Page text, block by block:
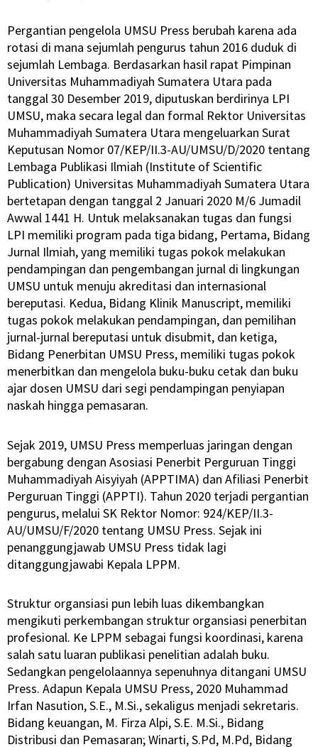
Pergantian pengelola UMSU Press berubah karena ada
rotasi di mana sejumlah pengurus tahun 2016 duduk di
sejumlah Lembaga. Berdasarkan hasil rapat Pimpinan
Universitas Muhammadiyah Sumatera Utara pada
tanggal 30 Desember 2019, diputuskan berdirinya LPI
UMSU, maka secara legal dan formal Rektor Universitas
Muhammadiyah Sumatera Utara mengeluarkan Surat
Keputusan Nomor 07/KEP/II.3-AU/UMSU/D/2020 tentang
Lembaga Publikasi Ilmiah (Institute of Scientific
Publication) Universitas Muhammadiyah Sumatera Utara
bertetapan dengan tanggal 2 Januari 2020 M/6 Jumadil
Awwal 1441 H. Untuk melaksanakan tugas dan fungsi
LPI memiliki program pada tiga bidang, Pertama, Bidang
Jurnal Ilmiah, yang memiliki tugas pokok melakukan
pendampingan dan pengembangan jurnal di lingkungan
UMSU untuk menuju akreditasi dan internasional
bereputasi. Kedua, Bidang Klinik Manuscript, memiliki
tugas pokok melakukan pendampingan, dan pemilihan
jurnal-jurnal bereputasi untuk disubmit, dan ketiga,
Bidang Penerbitan UMSU Press, memiliki tugas pokok
menerbitkan dan mengelola buku-buku cetak dan buku
ajar dosen UMSU dari segi pendampingan penyiapan
naskah hingga pemasaran.
Sejak 2019, UMSU Press memperluas jaringan dengan
bergabung dengan Asosiasi Penerbit Perguruan Tinggi
Muhammadiyah Aisyiyah (APPTIMA) dan Afiliasi Penerbit
Perguruan Tinggi (APPTI). Tahun 2020 terjadi pergantian
pengurus, melalui SK Rektor Nomor: 924/KEP/II.3-
AU/UMSU/F/2020 tentang UMSU Press. Sejak ini
penanggungjawab UMSU Press tidak lagi
ditanggungjawabi Kepala LPPM.
Struktur organsiasi pun lebih luas dikembangkan
mengikuti perkembangan struktur organsiasi penerbitan
profesional. Ke LPPM sebagai fungsi koordinasi, karena
salah satu luaran publikasi penelitian adalah buku.
Sedangkan pengelolaannya sepenuhnya ditangani UMSU
Press. Adapun Kepala UMSU Press, 2020 Muhammad
Irfan Nasution, S.E., M.Si., sekaligus menjadi sekretaris.
Bidang keuangan, M. Firza Alpi, S.E. M.Si., Bidang
Distribusi dan Pemasaran; Winarti, S.Pd, M.Pd, Bidang